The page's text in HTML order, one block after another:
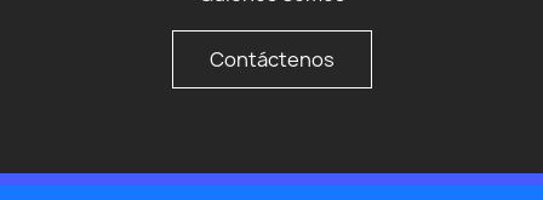
Contáctenos